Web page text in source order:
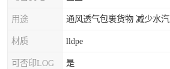
用途 通风透气包裹货物 减少水汽
材质 lldpe
可否印LOG 是